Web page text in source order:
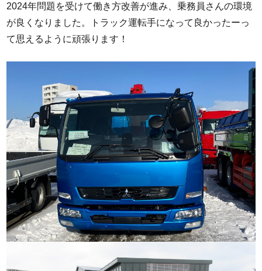
2024年問題を受けて働き方改善が進み、乗務員さんの環境
が良くなりました。トラック運転手になって良かったーっ
て思えるように頑張ります！